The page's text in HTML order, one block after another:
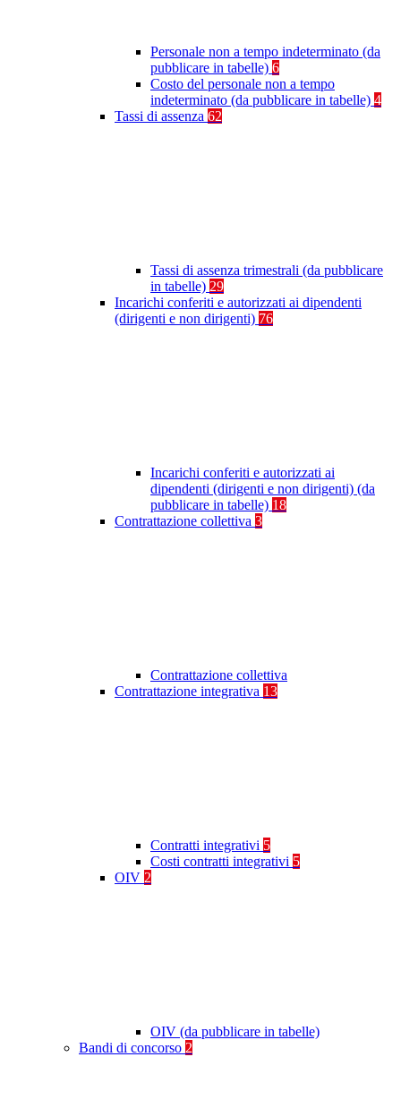
Personale non a tempo indeterminato (da
pubblicare in tabelle) 6
Costo del personale non a tempo
indeterminato (da pubblicare in tabelle) 4
Tassi di assenza 62
Tassi di assenza trimestrali (da pubblicare
in tabelle) 29
Incarichi conferiti e autorizzati ai dipendenti
(dirigenti e non dirigenti) 76
Incarichi conferiti e autorizzati ai
dipendenti (dirigenti e non dirigenti) (da
pubblicare in tabelle) 18
Contrattazione collettiva 3
Contrattazione collettiva
Contrattazione integrativa 13
Contratti integrativi 5
Costi contratti integrativi 5
OIV 2
OIV (da pubblicare in tabelle)
Bandi di concorso 2